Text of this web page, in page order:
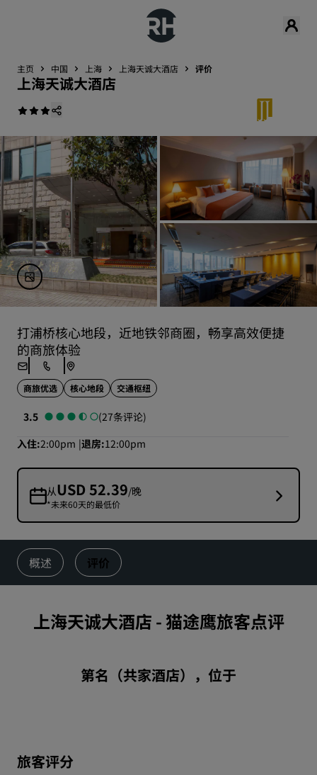
主页 中国 上海 上海天诚大酒店 评价
上海天诚大酒店
打浦桥核心地段，近地铁邻商圈，畅享高效便捷
的商旅体验
商旅优选 核心地段 交通枢纽
3.5
(27条评论)
入住 2:00pm 退房 12:00pm
从USD 52.39/晚
*未来60天的最低价
概述 评价
上海天诚大酒店 -猫途鹰旅客点评
第名（共家酒店），位于
旅客评分